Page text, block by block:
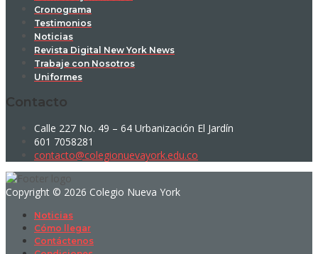
Cronograma
Testimonios
Noticias
Revista Digital New York News
Trabaje con Nosotros
Uniformes
Contacto
Calle 227 No. 49 – 64 Urbanización El Jardín
601 7058281
contacto@colegionuevayork.edu.co
Copyright © 2026 Colegio Nueva York
Noticias
Cómo llegar
Contáctenos